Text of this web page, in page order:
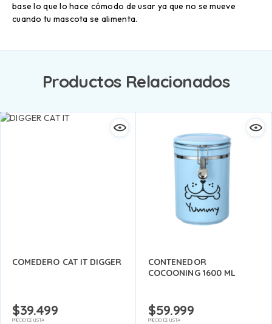
base lo que lo hace cómodo de usar ya que no se mueve
cuando tu mascota se alimenta.
Productos Relacionados
COMEDERO CAT IT DIGGER
$39.499
PRECIO DE LISTA
CONTENEDOR
COCOONING 1600 ML
$59.999
PRECIO DE LISTA